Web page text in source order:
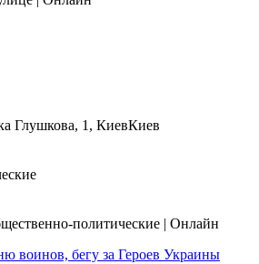
Глушкова, 1, КиевКиев
политические | Онлайн
воинов, бегу за Героев Украины